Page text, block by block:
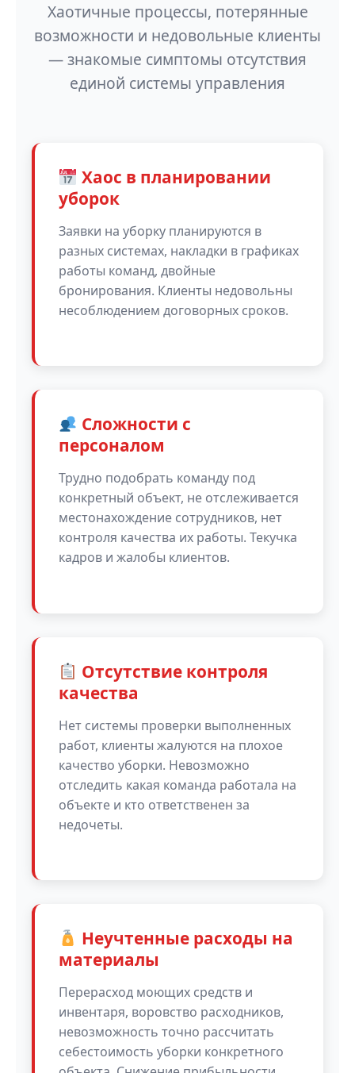
Хаотичные процессы, потерянные
возможности и недовольные клиенты
— знакомые симптомы отсутствия
единой системы управления
Хаос в планировании
уборок
Заявки на уборку планируются в
разных системах, накладки в графиках
работы команд, двойные
бронирования. Клиенты недовольны
несоблюдением договорных сроков.
Сложности с
персоналом
Трудно подобрать команду под
конкретный объект, не отслеживается
местонахождение сотрудников, нет
контроля качества их работы. Текучка
кадров и жалобы клиентов.
Отсутствие контроля
качества
Нет системы проверки выполненных
работ, клиенты жалуются на плохое
качество уборки. Невозможно
отследить какая команда работала на
объекте и кто ответственен за
недочеты.
Неучтенные расходы на
материалы
Перерасход моющих средств и
инвентаря, воровство расходников,
невозможность точно рассчитать
себестоимость уборки конкретного